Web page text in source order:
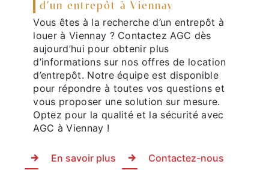
d’un entrepôt à Viennay
Vous êtes à la recherche d’un entrepôt à
louer à Viennay ? Contactez AGC dès
aujourd’hui pour obtenir plus
d’informations sur nos offres de location
d’entrepôt. Notre équipe est disponible
pour répondre à toutes vos questions et
vous proposer une solution sur mesure.
Optez pour la qualité et la sécurité avec
AGC à Viennay !
En savoir plus Contactez-nous